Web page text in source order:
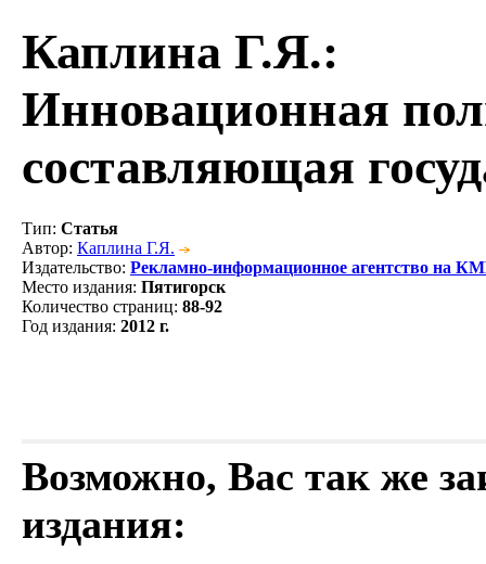
Каплина Г.Я.:
Инновационная
составляющая
Тип: Статья
Автор: Каплина Г.Я.
Издательство: Рекламно-информационное агентство на
Место издания: Пятигорск
Количество страниц: 88-92
Год издания: 2012 г.
Возможно, Вас так же
издания: